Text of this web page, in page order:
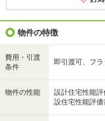
物件の特徴
費用・引渡
条件
即引渡可、フ
物件の性能
設計住宅性能
設住宅性能評価